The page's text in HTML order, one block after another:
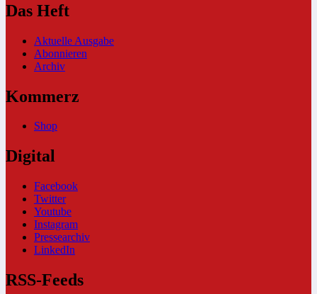
Das Heft
Aktuelle Ausgabe
Abonnieren
Archiv
Kommerz
Shop
Digital
Facebook
Twitter
Youtube
Instagram
Pressearchiv
LinkedIn
RSS-Feeds